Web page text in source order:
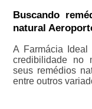
Buscando
natural
A Farmácia Ideal
credibilidade no
seus remédios
entre outros